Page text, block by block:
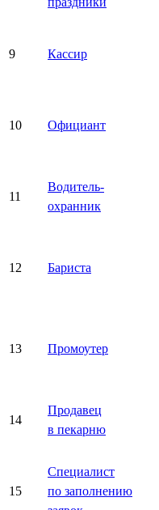
9 Кассир
10 Официант
11
Водитель-
охранник
12 Бариста
13 Промоутер
14
Продавец
в пекарню
15
Специалист
по заполнению